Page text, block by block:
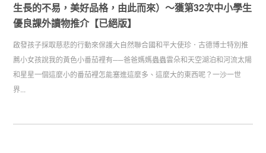
生長的不易，美好品格，由此而來）～獲第32次中小學生
優良課外讀物推介【已絕版】
啟發孩子採取慈悲的行動來保護大自然聯合國和平大使珍．古德博士特別推
薦小女孩說我的黃色小番茄裡有──爸爸媽媽蟲蟲雲朵和天空湖泊和河流太陽
和星星一個這麼小的番茄裡怎能塞進這麼多、這麼大的東西呢？一沙一世
界...